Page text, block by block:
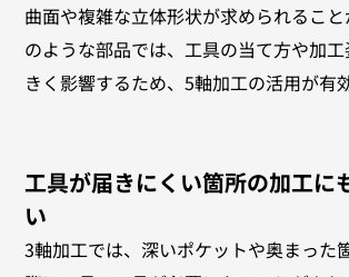
曲面や複雑な立体形状が求められるこ
のような部品では、工具の当て方や加
きく影響するため、5軸加工の活用が有
工具が届きにくい箇所の加工に
い
3軸加工では、深いポケットや奥まった